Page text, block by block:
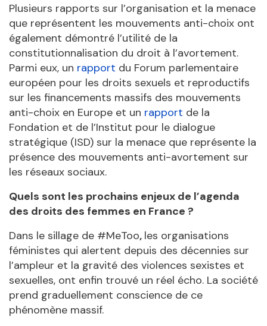
Plusieurs rapports sur l’organisation et la menace
que représentent les mouvements anti-choix ont
également démontré l’utilité de la
constitutionnalisation du droit à l’avortement.
Parmi eux, un rapport du Forum parlementaire
européen pour les droits sexuels et reproductifs
sur les financements massifs des mouvements
anti-choix en Europe et un rapport de la
Fondation et de l’Institut pour le dialogue
stratégique (ISD) sur la menace que représente la
présence des mouvements anti-avortement sur
les réseaux sociaux.
Quels sont les prochains enjeux de l’agenda
des droits des femmes en France ?
Dans le sillage de #MeToo, les organisations
féministes qui alertent depuis des décennies sur
l’ampleur et la gravité des violences sexistes et
sexuelles, ont enfin trouvé un réel écho. La société
prend graduellement conscience de ce
phénomène massif.